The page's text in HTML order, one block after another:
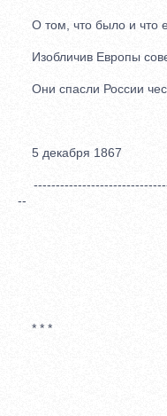
О том, что было и что
Изобличив Европы
Они спасли России
5 декабря 1867
--
* * *